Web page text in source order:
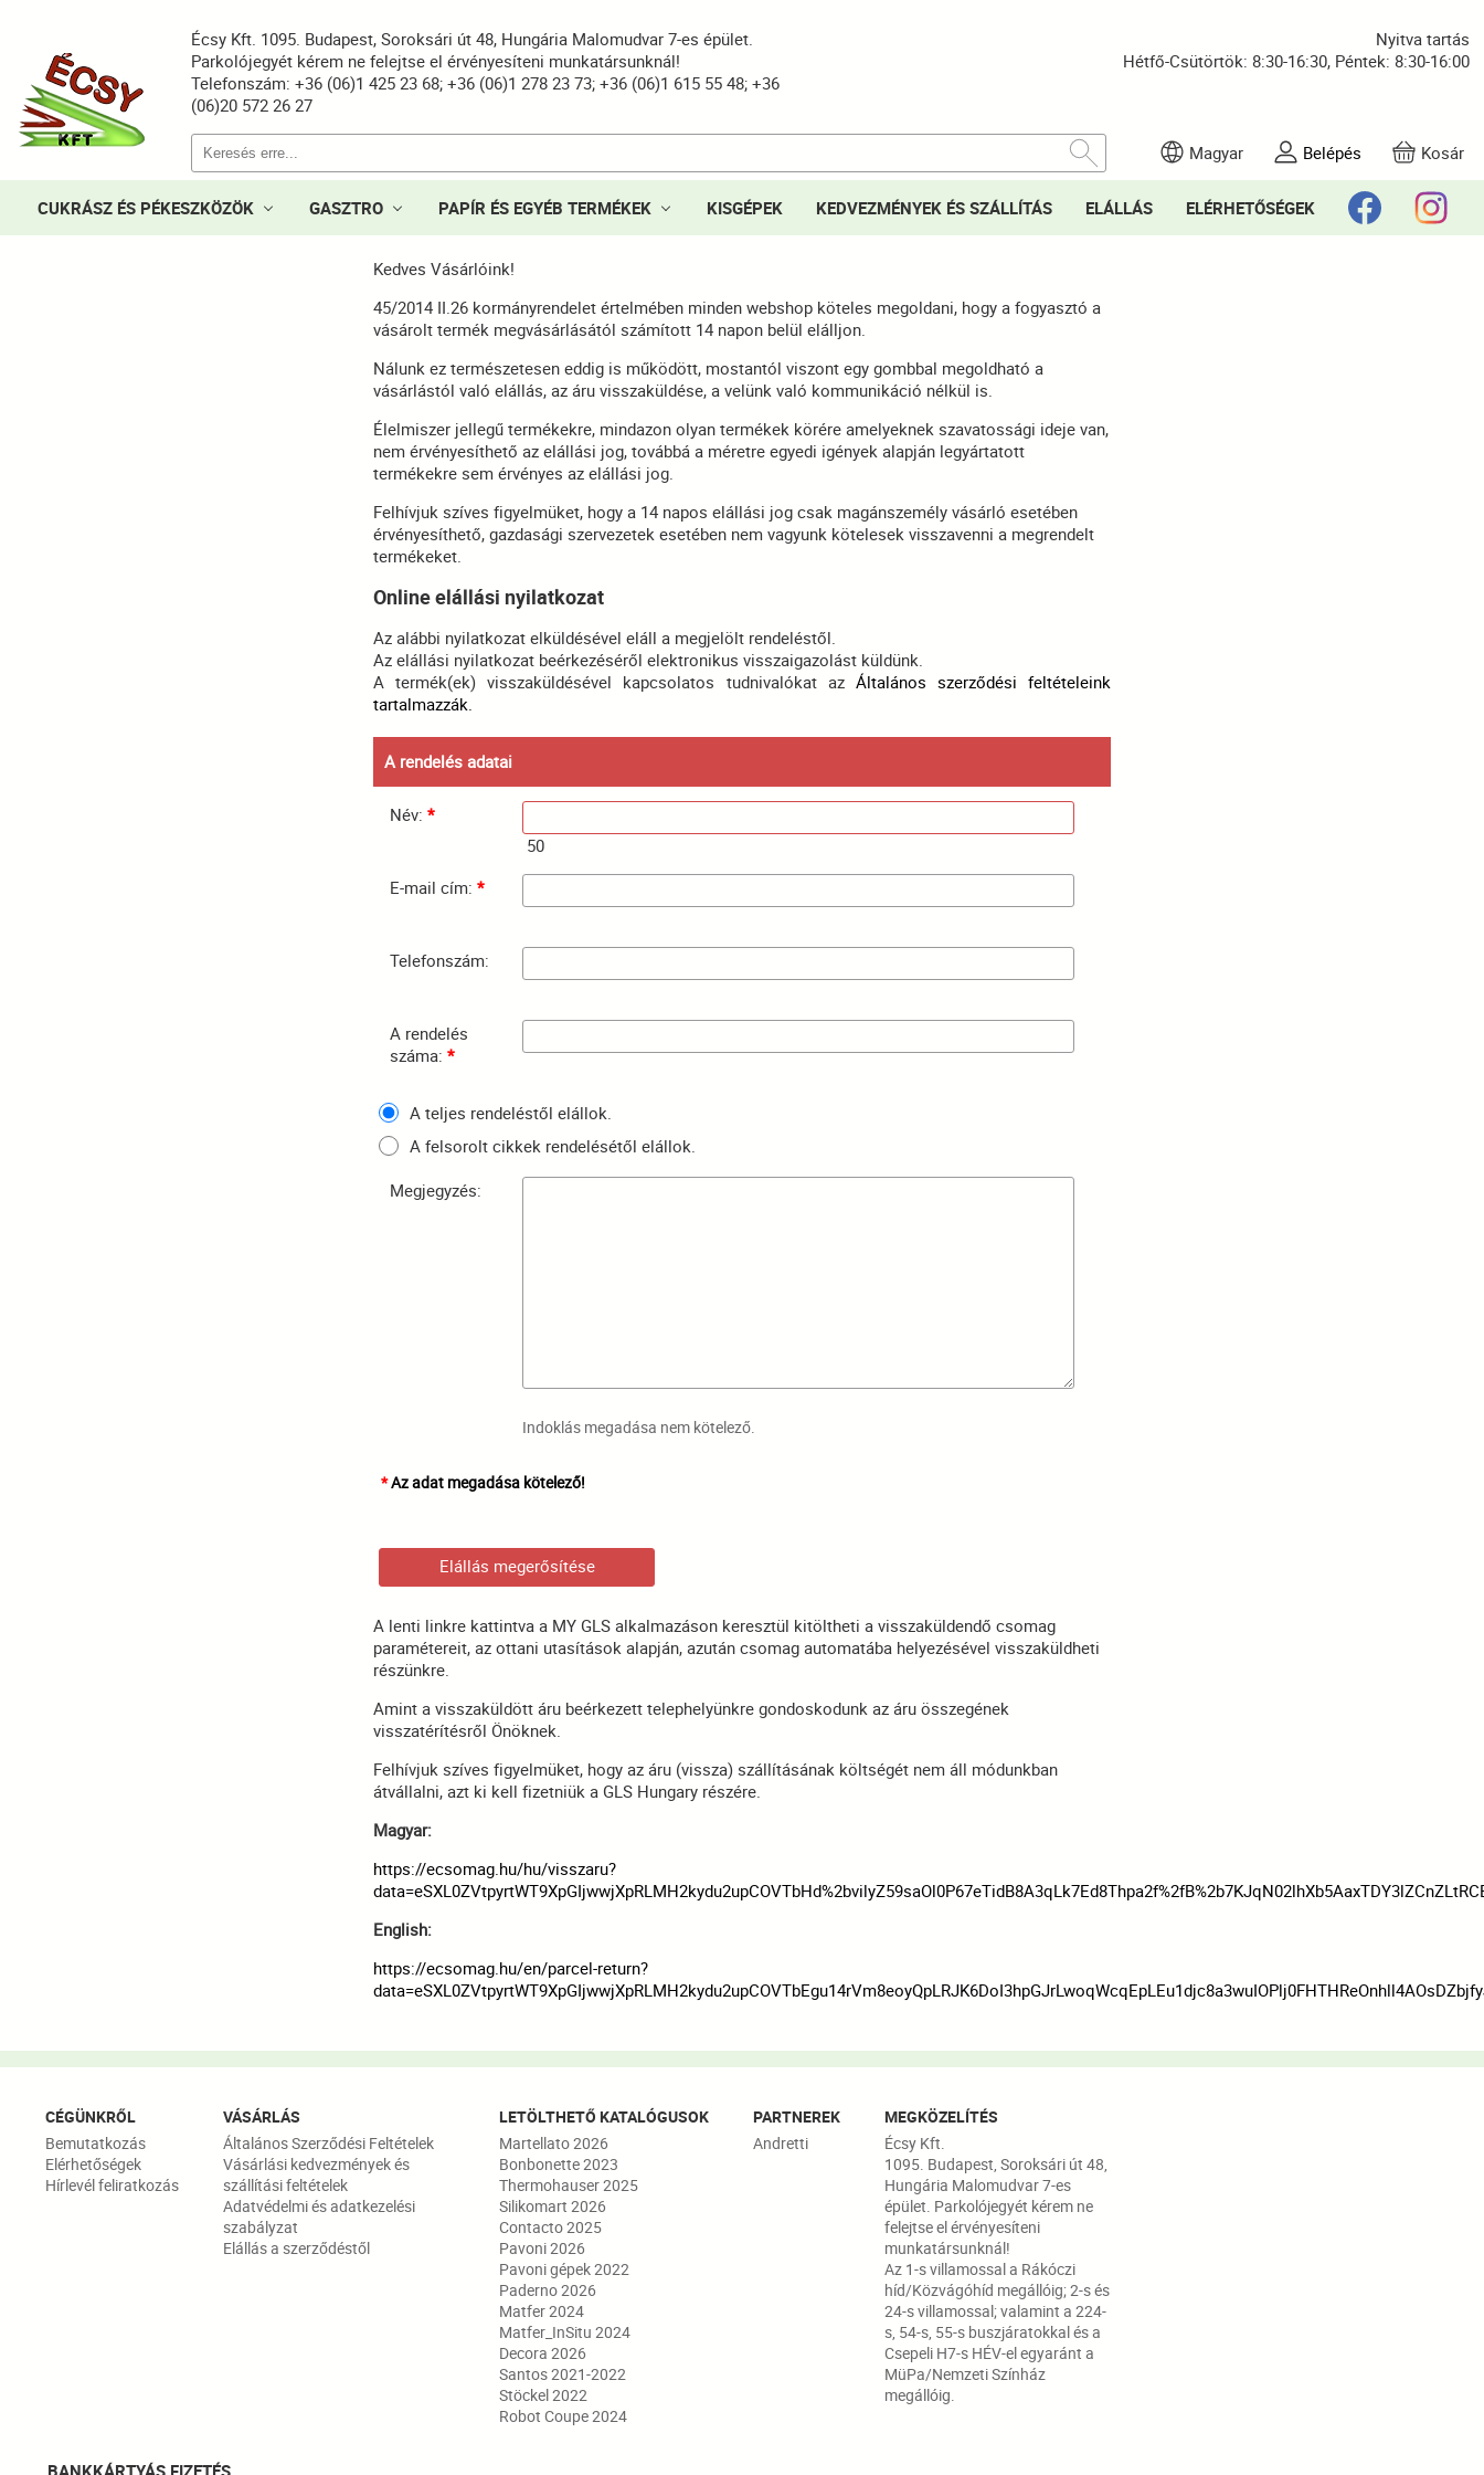
Écsy Kft. 1095. Budapest, Soroksári út 48, Hungária Malomudvar 7-es épület.
Parkolójegyét kérem ne felejtse el érvényesíteni munkatársunknál!
Telefonszám: +36 (06)1 425 23 68; +36 (06)1 278 23 73; +36 (06)1 615 55 48; +36
(06)20 572 26 27
Nyitva tartás
Hétfő-Csütörtök: 8:30-16:30, Péntek: 8:30-16:00
Magyar Belépés Kosár
CUKRÁSZ ÉS PÉKESZKÖZÖK GASZTRO PAPÍR ÉS EGYÉB TERMÉKEK KISGÉPEK KEDVEZMÉNYEK ÉS SZÁLLÍTÁS ELÁLLÁS ELÉRHETŐSÉGEK
Kedves Vásárlóink!
45/2014 II.26 kormányrendelet értelmében minden webshop köteles megoldani, hogy a fogyasztó a
vásárolt termék megvásárlásától számított 14 napon belül elálljon.
Nálunk ez természetesen eddig is működött, mostantól viszont egy gombbal megoldható a
vásárlástól való elállás, az áru visszaküldése, a velünk való kommunikáció nélkül is.
Élelmiszer jellegű termékekre, mindazon olyan termékek körére amelyeknek szavatossági ideje van,
nem érvényesíthető az elállási jog, továbbá a méretre egyedi igények alapján legyártatott
termékekre sem érvényes az elállási jog.
Felhívjuk szíves figyelmüket, hogy a 14 napos elállási jog csak magánszemély vásárló esetében
érvényesíthető, gazdasági szervezetek esetében nem vagyunk kötelesek visszavenni a megrendelt
termékeket.
Online elállási nyilatkozat
Az alábbi nyilatkozat elküldésével eláll a megjelölt rendeléstől.
Az elállási nyilatkozat beérkezéséről elektronikus visszaigazolást küldünk.
A termék(ek) visszaküldésével kapcsolatos tudnivalókat az Általános szerződési feltételeink
tartalmazzák.
A rendelés adatai
Név: *
50
E-mail cím: *
Telefonszám:
A rendelés
száma: *
A teljes rendeléstől elállok.
A felsorolt cikkek rendelésétől elállok.
Megjegyzés:
Indoklás megadása nem kötelező.
*Az adat megadása kötelező!
Elállás megerősítése
A lenti linkre kattintva a MY GLS alkalmazáson keresztül kitöltheti a visszaküldendő csomag
paramétereit, az ottani utasítások alapján, azután csomag automatába helyezésével visszaküldheti
részünkre.
Amint a visszaküldött áru beérkezett telephelyünkre gondoskodunk az áru összegének
visszatérítésről Önöknek.
Felhívjuk szíves figyelmüket, hogy az áru (vissza) szállításának költségét nem áll módunkban
átvállalni, azt ki kell fizetniük a GLS Hungary részére.
Magyar:
https://ecsomag.hu/hu/visszaru?
English:
https://ecsomag.hu/en/parcel-return?
CÉGÜNKRŐL
Bemutatkozás
Elérhetőségek
Hírlevél feliratkozás
VÁSÁRLÁS
Általános Szerződési Feltételek
Vásárlási kedvezmények és
szállítási feltételek
Adatvédelmi és adatkezelési
szabályzat
Elállás a szerződéstől
LETÖLTHETŐ KATALÓGUSOK
Martellato 2026
Bonbonette 2023
Thermohauser 2025
Silikomart 2026
Contacto 2025
Pavoni 2026
Pavoni gépek 2022
Paderno 2026
Matfer 2024
Matfer_InSitu 2024
Decora 2026
Santos 2021-2022
Stöckel 2022
Robot Coupe 2024
PARTNEREK
Andretti
MEGKÖZELÍTÉS
Écsy Kft.
1095. Budapest, Soroksári út 48,
Hungária Malomudvar 7-es
épület. Parkolójegyét kérem ne
felejtse el érvényesíteni
munkatársunknál!
Az 1-s villamossal a Rákóczi
híd/Közvágóhíd megállóig; 2-s és
24-s villamossal; valamint a 224-
s, 54-s, 55-s buszjáratokkal és a
Csepeli H7-s HÉV-el egyaránt a
MüPa/Nemzeti Színház
megállóig.
BANKKÁRTYÁS FIZETÉS